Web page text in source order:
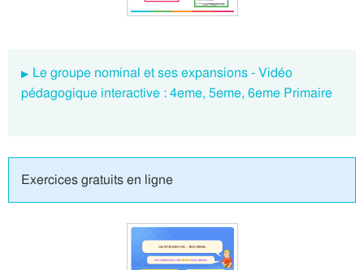
Le groupe nominal et ses expansions - Vidéo
pédagogique interactive : 4eme, 5eme, 6eme Primaire
Exercices gratuits en ligne